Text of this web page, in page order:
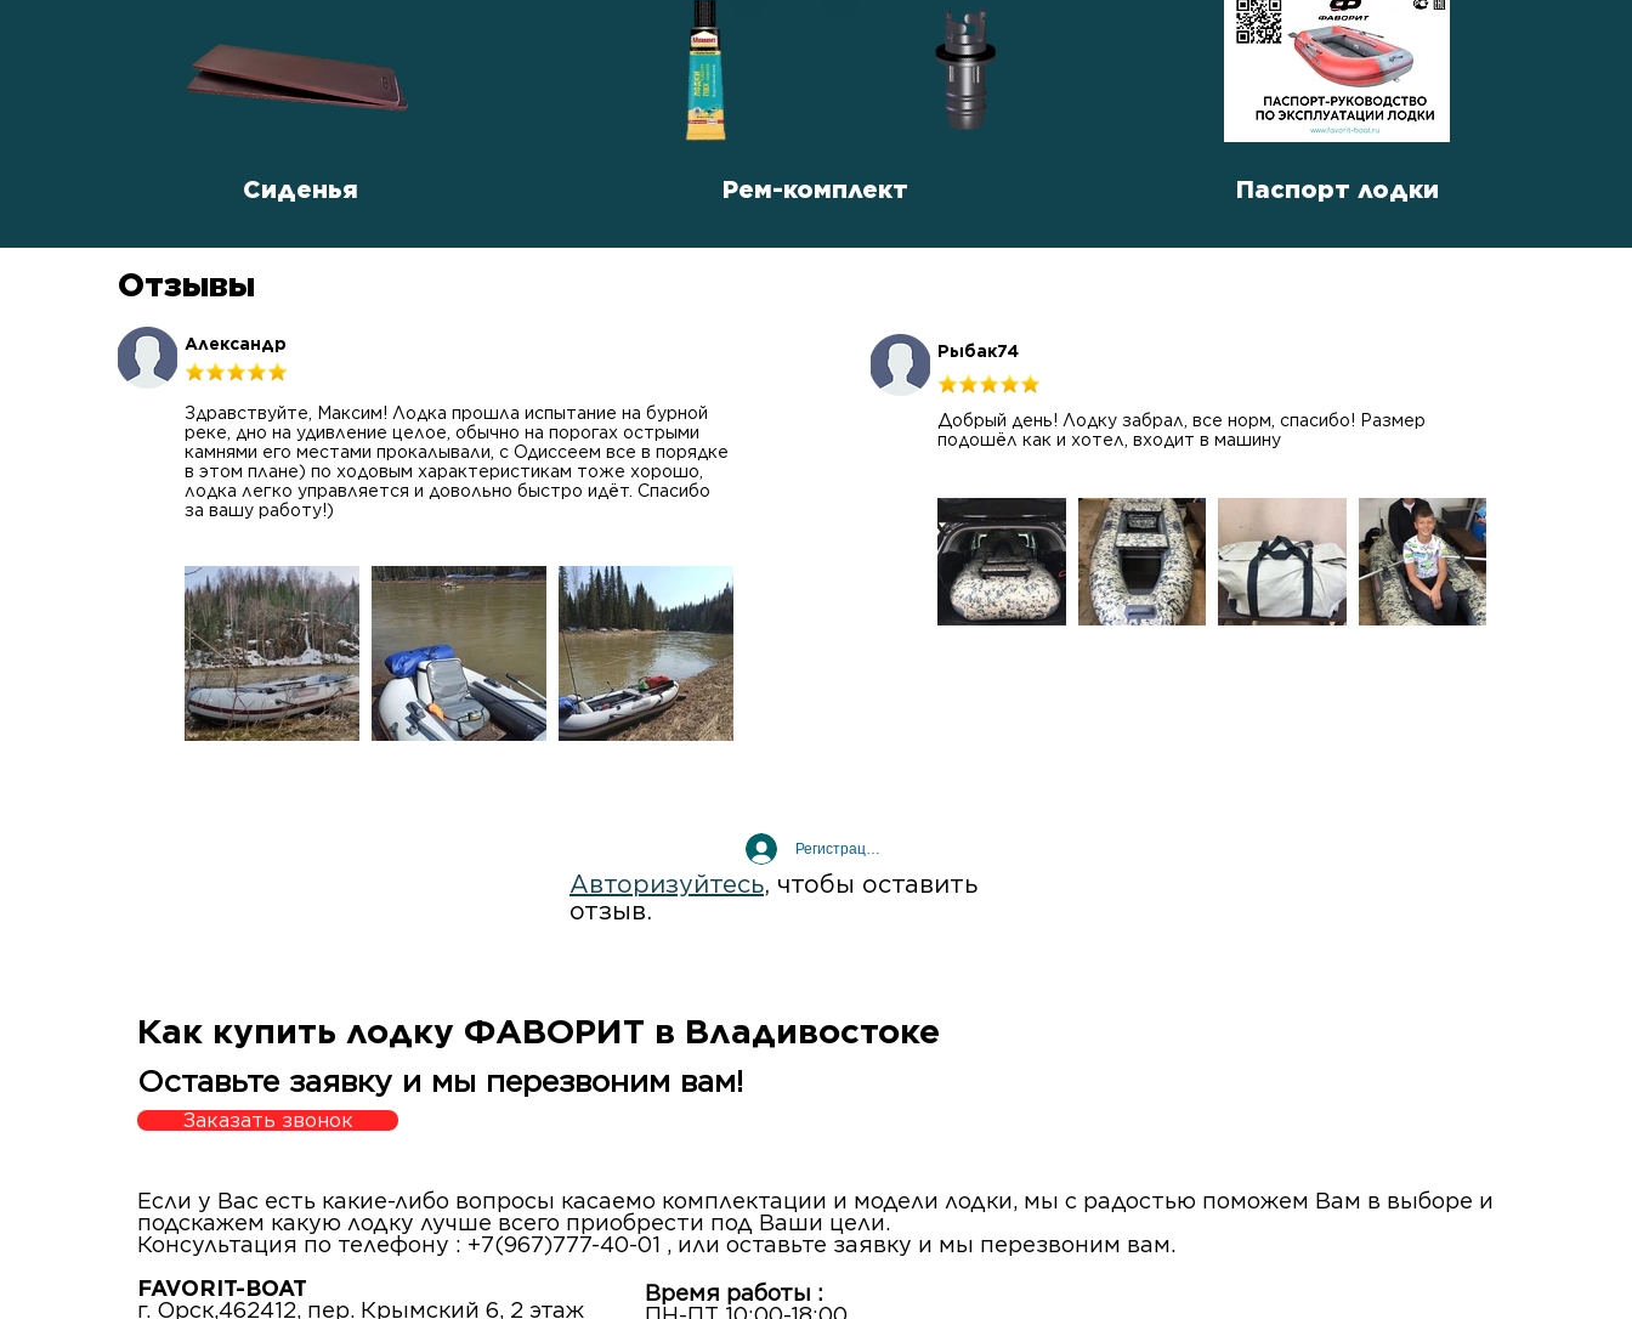
Сиденья Рем-комплект Паспорт лодки
Отзывы
Александр
Здравствуйте, Максим! Лодка прошла испытание на бурной
реке, дно на удивление целое, обычно на порогах острыми
камнями его местами прокалывали, с Одиссеем все в порядке
в этом плане) по ходовым характеристикам тоже хорошо,
лодка легко управляется и довольно быстро идёт. Спасибо
за вашу работу!)
Рыбак74
Добрый день! Лодку забрал, все норм, спасибо! Размер
подошёл как и хотел, входит в машину
Регистрация / Вход
Авторизуйтесь, чтобы оставить
отзыв.
Как купить лодку ФАВОРИТ в Владивостоке
Оставьте заявку и мы перезвоним вам!
Заказать звонок
Если у Вас есть какие-либо вопросы касаемо комплектации и модели лодки, мы с радостью поможем Вам в выборе и
подскажем какую лодку лучше всего приобрести под Ваши цели.
Консультация по телефону : +7(967)777-40-01 , или оставьте заявку и мы перезвоним вам.
FAVORIT-BOAT
г. Орск,462412, пер. Крымский 6, 2 этаж
Время работы :